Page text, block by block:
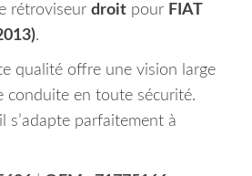
rétroviseur droit pour FIAT
.
qualité offre une vision large
conduite en toute sécurité.
s’adapte parfaitement à